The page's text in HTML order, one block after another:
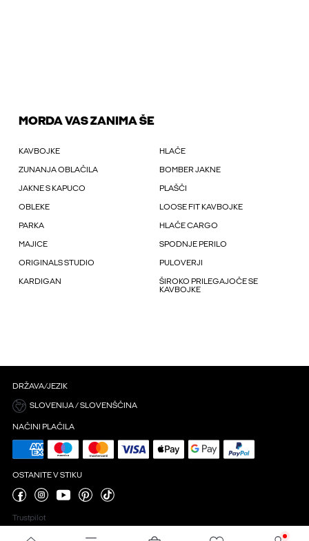
MORDA VAS ZANIMA ŠE
KAVBOJKE HLAČE
ZUNANJA OBLAČILA BOMBER JAKNE
JAKNE S KAPUCO PLAŠČI
OBLEKE LOOSE FIT KAVBOJKE
PARKA HLAČE CARGO
MAJICE SPODNJE PERILO
ORIGINALS STUDIO PULOVERJI
KARDIGAN
ŠIROKO PRILEGAJOČE SE
KAVBOJKE
DRŽAVA/JEZIK
SLOVENIJA / SLOVENŠČINA
NAČINI PLAČILA
OSTANITE V STIKU
Trustpilot